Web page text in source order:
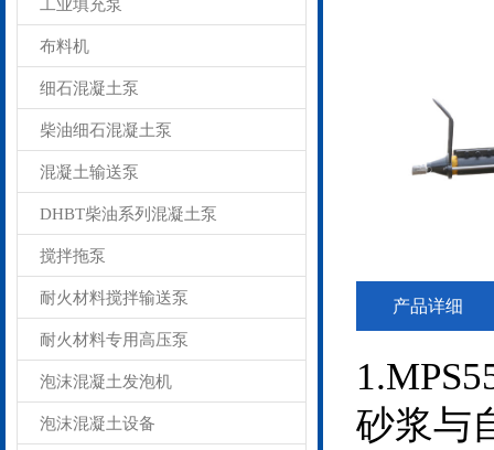
工业填充泵
布料机
细石混凝土泵
柴油细石混凝土泵
混凝土输送泵
DHBT柴油系列混凝土泵
搅拌拖泵
耐火材料搅拌输送泵
耐火材料专用高压泵
泡沫混凝土发泡机
泡沫混凝土设备
产品详细
砂浆与